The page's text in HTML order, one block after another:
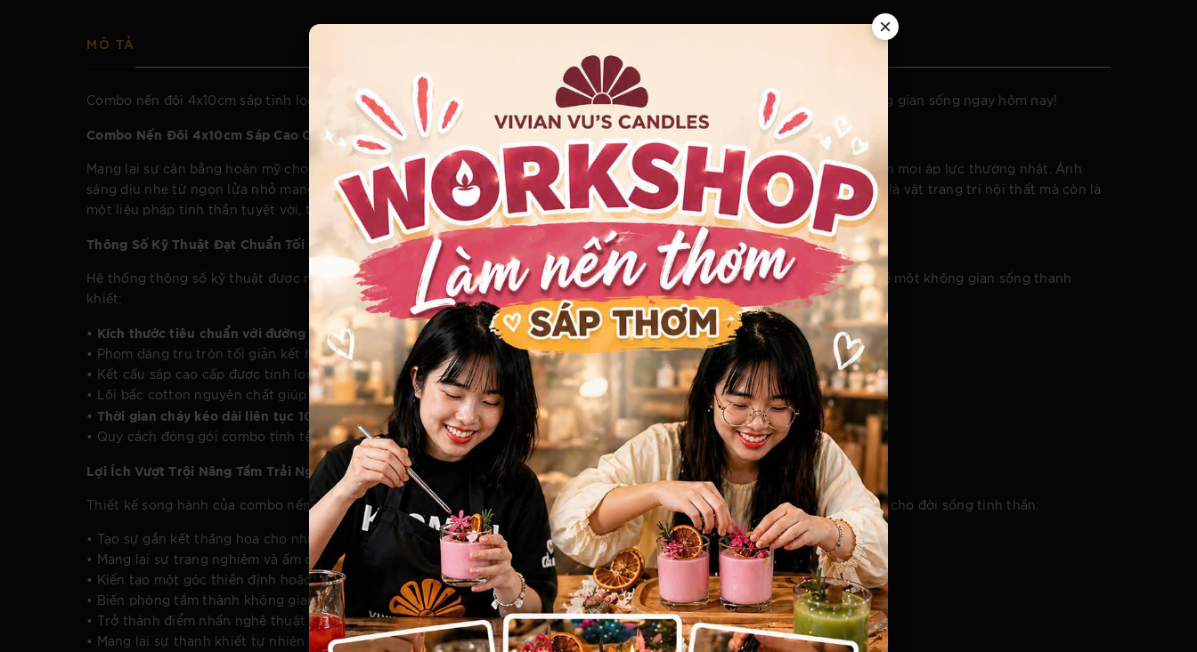
MÔ TẢ
Combo nến đôi 4x10cm sáp tinh lọc cao cấp, bấc cotton an toàn tuyệt đối giúp kiến tạo không gian thư giãn. Nâng tầm không gian sống ngay hôm nay!
Combo Nến Đôi 4x10cm Sáp Cao Cấp - Điểm Nhấn Tinh Tế Cho Không Gian
Mang lại sự cân bằng hoàn mỹ cho không gian sống, combo nến đôi 4x10cm chính là bản hòa ca ánh sáng êm dịu giúp xua tan mọi áp lực thường nhật. Ánh
sáng dịu nhẹ từ ngọn lửa nhỏ mang lại cảm giác bình yên, ấp ôm lấy tâm trí sau những giờ làm việc tập trung. Đây không chỉ là vật trang trí nội thất mà còn là
một liệu pháp tinh thần tuyệt vời, thiết lập một nhịp độ sống chậm rãi và cân bằng cho mỗi ngôi nhà.
Thông Số Kỹ Thuật Đạt Chuẩn Tối Ưu
Hệ thống thông số kỹ thuật được minh bạch hóa nhằm đáp ứng các tiêu chuẩn khắt khe nhất của người tiêu dùng hiện đại về một không gian sống thanh
khiết:
• Kích thước tiêu chuẩn với đường kính 4cm và chiều cao 10cmcho mỗi trụ nến.
• Phom dáng trụ tròn tối giản kết hợp sắc màu thanh lịch phù hợp mọi phong cách thiết kế nội thất.
• Kết cấu sáp cao cấp được tinh lọc kỹ lưỡng đảm bảo ngọn lửa cháy êm và ổn định.
• Lõi bấc cotton nguyên chất giúp duy trì sự thuần khiết cho không khí và bảo vệ hệ hô hấp.
• Thời gian cháy kéo dài liên tục 10 giờ cho mỗi trụ nến tùy thuộc vào điều kiện lưu thông gió của môi trường.
• Quy cách đóng gói combo tinh tế trong hộp giấy chống sốc cẩn thận bảo vệ nguyên vẹn hình dáng sản phẩm.
Lợi Ích Vượt Trội Nâng Tầm Trải Nghiệm Sống
Thiết kế song hành của combo nến đôi 4x10cm khơi gợi nhu cầu làm mới không gian sống, mở ra vô vàn ứng dụng thiết thực cho đời sống tinh thần:
• Tạo sự gắn kết thăng hoa cho những bữa tối lãng mạn trọn vẹn.
• Mang lại sự trang nghiêm và ấm cúng tuyệt đối khi đặt đối xứng trên bàn thờ gia tiên.
• Kiến tạo một góc thiền định hoặc không gian tập Yoga tĩnh tại giúp xoa dịu tâm trí và cân bằng năng lượng.
• Biến phòng tắm thành không gian spa thư giãn tại nhà.
• Trở thành điểm nhấn nghệ thuật thanh lịch trên kệ sách, góc ban công hoặc sảnh đón khách.
• Mang lại sự thanh khiết tự nhiên cho không gian nhà bếp sau khi nấu nướng.